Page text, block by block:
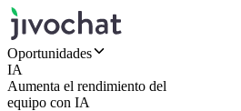
Oportunidades
IA
Aumenta el rendimiento del
equipo con IA